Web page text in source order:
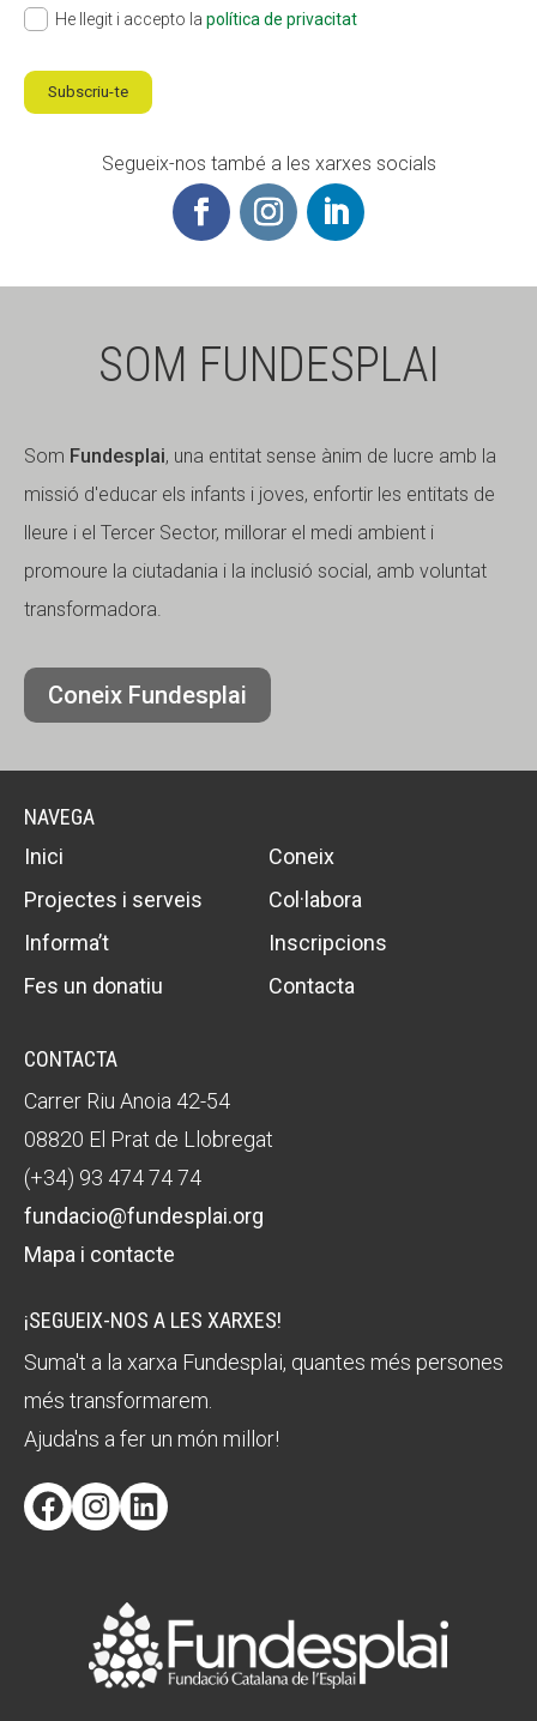
He llegit i accepto la política de privacitat
Subscriu-te
Segueix-nos també a les xarxes socials
SOM FUNDESPLAI
Som Fundesplai, una entitat sense ànim de lucre amb la
missió d'educar els infants i joves, enfortir les entitats de
lleure i el Tercer Sector, millorar el medi ambient i
promoure la ciutadania i la inclusió social, amb voluntat
transformadora.
Coneix Fundesplai
NAVEGA
Inici
Coneix
Projectes i serveis
Col·labora
Informa’t
Inscripcions
Fes un donatiu
Contacta
CONTACTA
Carrer Riu Anoia 42-54
08820 El Prat de Llobregat
(+34) 93 474 74 74
fundacio@fundesplai.org
Mapa i contacte
¡SEGUEIX-NOS A LES XARXES!
Suma't a la xarxa Fundesplai, quantes més persones
més transformarem.
Ajuda'ns a fer un món millor!
FacebookInstagram
LinkedIn